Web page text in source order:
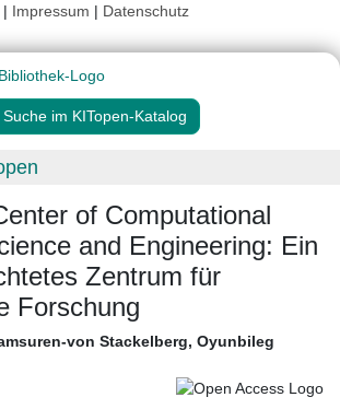
| Impressum | Datenschutz
Suche im KITopen-Katalog
of Computational
and Engineering: Ein
Zentrum für
Forschung
von Stackelberg, Oyunbileg